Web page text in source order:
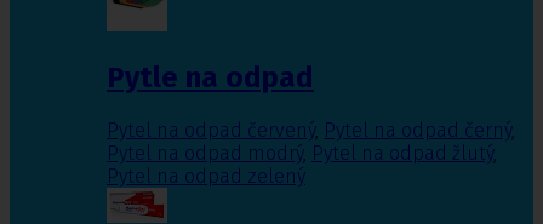
Pytle na odpad
Pytel na odpad červený, Pytel na odpad černý,
Pytel na odpad modrý, Pytel na odpad žlutý,
Pytel na odpad zelený